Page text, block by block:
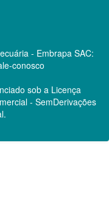
- Embrapa SAC:
conosco
sob a Licença
- SemDerivações